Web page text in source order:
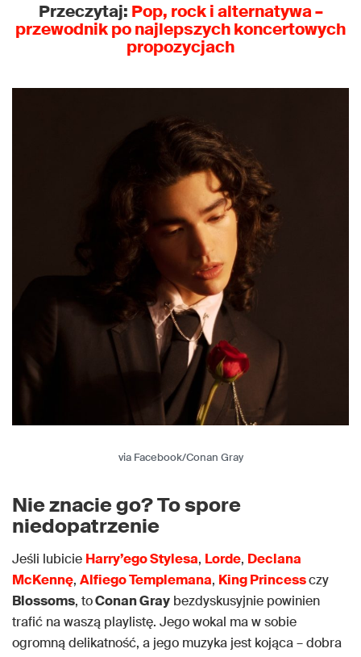
Przeczytaj: Pop, rock i alternatywa –
przewodnik po najlepszych koncertowych
propozycjach
via Facebook/Conan Gray
Nie znacie go? To spore
niedopatrzenie
Jeśli lubicie Harry’ego Stylesa, Lorde, Declana
McKennę, Alfiego Templemana, King Princessczy
Blossoms, toConan Gray bezdyskusyjnie powinien
trafić na waszą playlistę. Jego wokal ma w sobie
ogromną delikatność, a jego muzyka jest kojąca – dobra